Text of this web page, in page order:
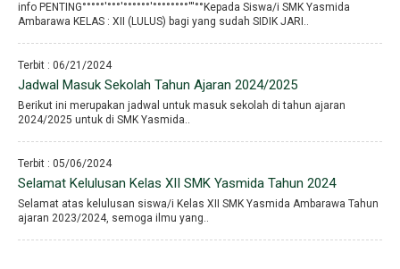
info PENTING°°°°°′°°°′°°°°°°′°°°°°°°°′′′°°Kepada Siswa/i SMK Yasmida
Ambarawa KELAS : XII (LULUS) bagi yang sudah SIDIK JARI..
Terbit : 06/21/2024
Jadwal Masuk Sekolah Tahun Ajaran 2024/2025
Berikut ini merupakan jadwal untuk masuk sekolah di tahun ajaran
2024/2025 untuk di SMK Yasmida..
Terbit : 05/06/2024
Selamat Kelulusan Kelas XII SMK Yasmida Tahun 2024
Selamat atas kelulusan siswa/i Kelas XII SMK Yasmida Ambarawa Tahun
ajaran 2023/2024, semoga ilmu yang..